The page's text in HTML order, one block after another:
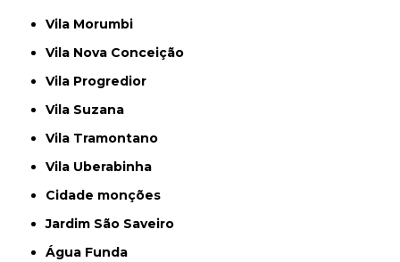
Vila Morumbi
Vila Nova Conceição
Vila Progredior
Vila Suzana
Vila Tramontano
Vila Uberabinha
cidade monções
jardim São Saveiro
Água Funda